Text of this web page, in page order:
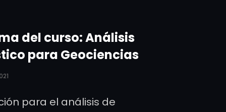
del curso: Análisis
para Geociencias
para el análisis de